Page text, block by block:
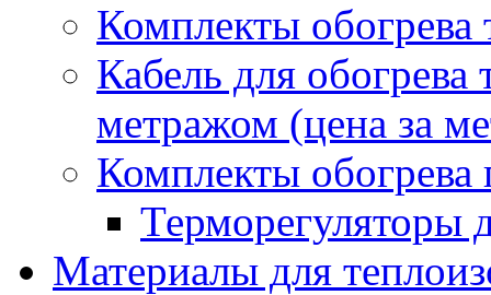
Комплекты обогрева
Кабель для обогрева
метражом (цена за
Комплекты обогрева
Терморегуляторы
Материалы для